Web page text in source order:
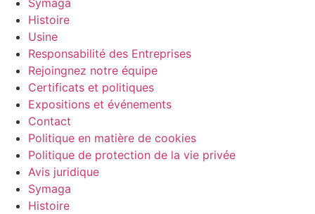
Symaga
Histoire
Usine
Responsabilité des Entreprises
Rejoingnez notre équipe
Certificats et politiques
Expositions et événements
Contact
Politique en matière de cookies
Politique de protection de la vie privée
Avis juridique
Symaga
Histoire